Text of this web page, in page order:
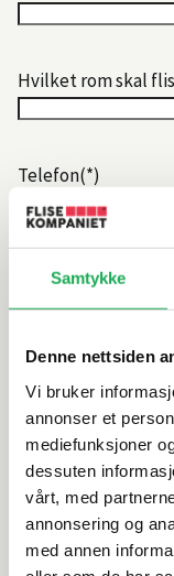
Samtykke
Denne nettsiden
Vi bruker
annonser et
mediefunksjoner
dessuten
vårt, med
annonsering og
med annen
Hvilket rom skal
Telefon
Beskriv kort litt